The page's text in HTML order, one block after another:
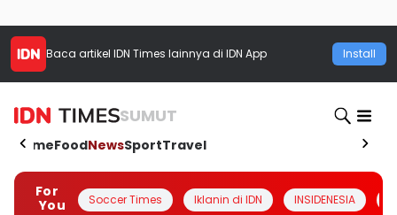
Baca artikel IDN Times lainnya di IDN App Install
SUMUT
HomeFoodNewsSportTravel
For
You
Soccer Times Iklanin di IDN INSIDENESIA